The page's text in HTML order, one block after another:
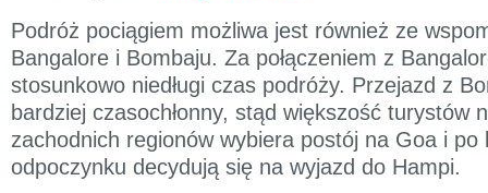
Podróż pociągiem możliwa jest również ze
Bangalore i Bombaju. Za połączeniem z
stosunkowo niedługi czas podróży. Przejazd z
bardziej czasochłonny, stąd większość turystów
zachodnich regionów wybiera postój na Goa i po
odpoczynku decydują się na wyjazd do Hampi.